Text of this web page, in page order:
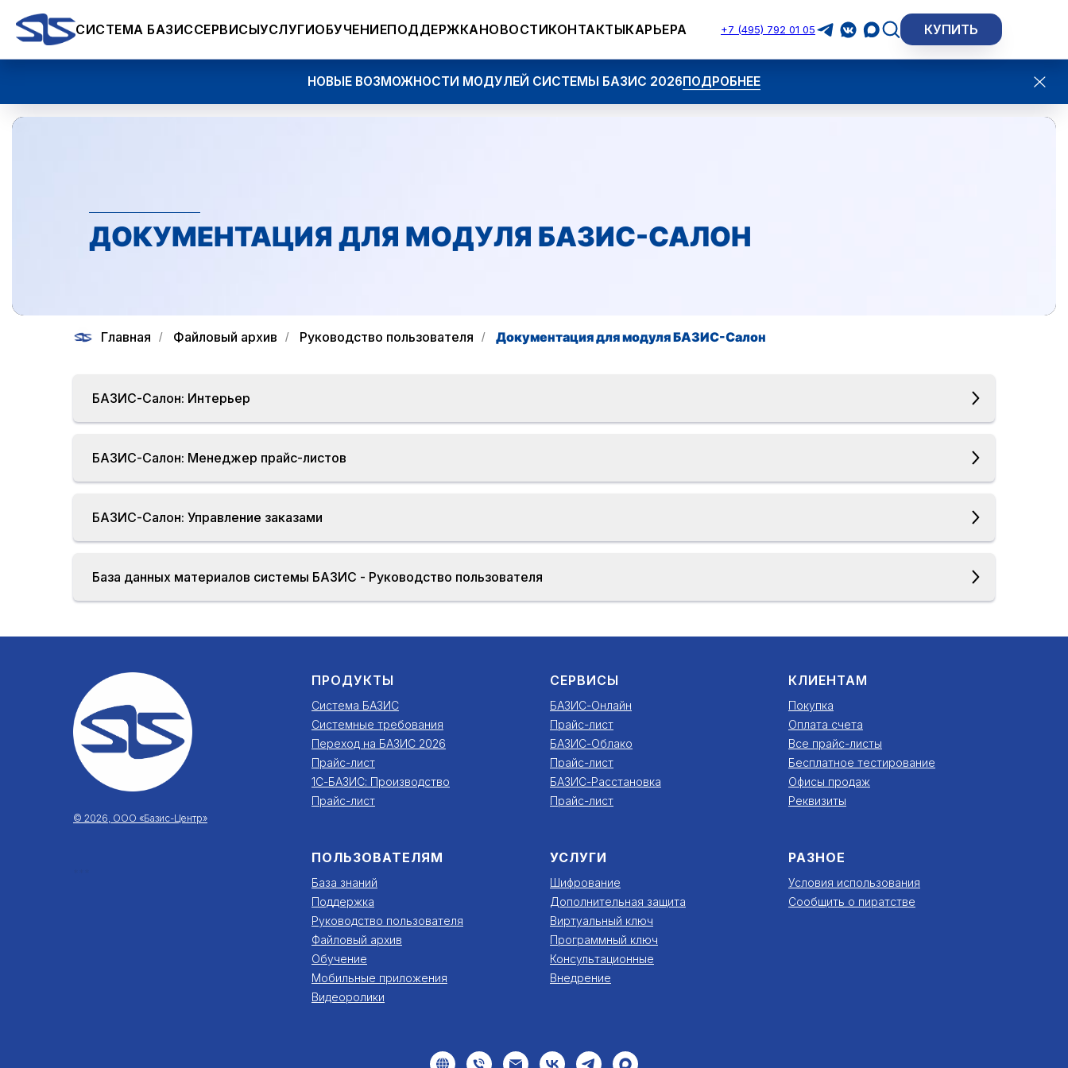
СИСТЕМА БАЗИССЕРВИСЫУСЛУГИОБУЧЕНИЕПОДДЕРЖКАНОВОСТИКОНТАКТЫКАРЬЕРА +7 (495) 792 01 05 КУПИТЬ
НОВЫЕ ВОЗМОЖНОСТИ МОДУЛЕЙ СИСТЕМЫ БАЗИС 2026
ДОКУМЕНТАЦИЯ ДЛЯ МОДУЛЯ БАЗИС-САЛОН
Главная / Файловый архив / Руководство пользователя / Документация для модуля БАЗИС-Салон
БАЗИС-Салон: Интерьер
БАЗИС-Салон: Менеджер прайс-листов
БАЗИС-Салон: Управление заказами
База данных материалов системы БАЗИС - Руководство пользователя
© 2026, ООО «Базис-Центр»
ПРОДУКТЫ
Система БАЗИС
Системные требования
Переход на БАЗИС 2026
Прайс-лист
1С-БАЗИС: Производство
Прайс-лист
СЕРВИСЫ
БАЗИС-Онлайн
Прайс-лист
БАЗИС-Облако
Прайс-лист
БАЗИС-Расстановка
Прайс-лист
КЛИЕНТАМ
Покупка
Оплата счета
Все прайс-листы
Бесплатное тестирование
Офисы продаж
Реквизиты
ПОЛЬЗОВАТЕЛЯМ
База знаний
Поддержка
Руководство пользователя
Файловый архив
Обучение
Мобильные приложения
Видеоролики
УСЛУГИ
Шифрование
Дополнительная защита
Виртуальный ключ
Программный ключ
Консультационные
Внедрение
РАЗНОЕ
Условия использования
Сообщить о пиратстве